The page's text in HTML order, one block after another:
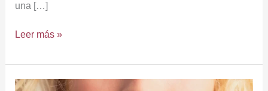
una […]
Leer más »
5